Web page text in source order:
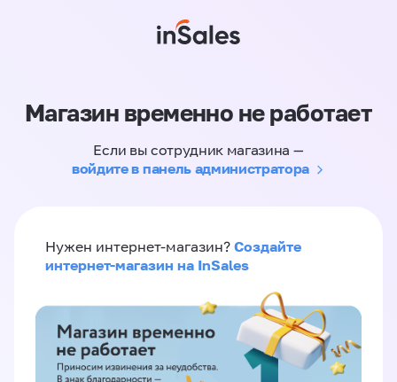
Магазин временно не работает
Если вы сотрудник магазина —
войдите в панель администратора
Нужен интернет-магазин? Создайте
интернет-магазин на InSales